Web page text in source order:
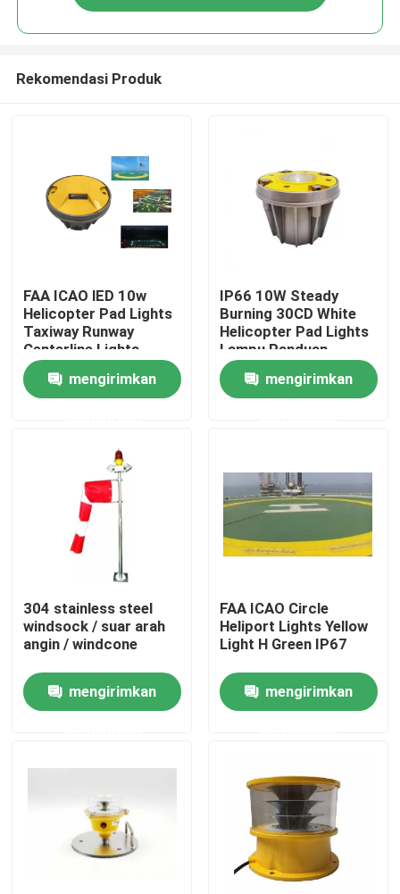
Rumah
Tentang kami
Tur Pabrik
Kontrol kualitas
Permintaan Penawaran
Lampu Obstruksi Penerbangan
Lampu Obstruksi Tenaga Surya
Lampu Obstruksi Pesawat Terbang
Rekomendasi Produk
FAA ICAO lED 10w
Helicopter Pad Lights
Taxiway Runway
Centerline Lights
mengirimkan
IP66 10W Steady
Burning 30CD White
Helicopter Pad Lights
Lampu Panduan
mengirimkan
304 stainless steel
windsock / suar arah
angin / windcone
mengirimkan
FAA ICAO Circle
Heliport Lights Yellow
Light H Green IP67
mengirimkan